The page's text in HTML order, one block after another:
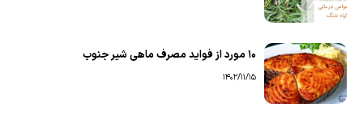
۱۰ مورد از فواید مصرف ماهی شیر جنوب
1402/11/15